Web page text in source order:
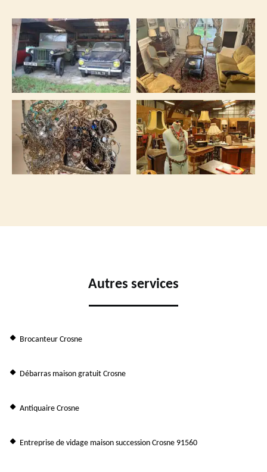
Autres services
Brocanteur Crosne
Débarras maison gratuit Crosne
Antiquaire Crosne
Entreprise de vidage maison succession Crosne 91560